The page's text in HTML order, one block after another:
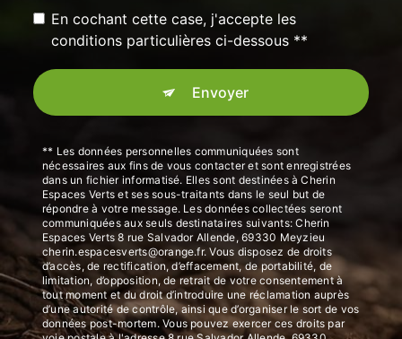
En cochant cette case, j'accepte les
conditions particulières ci-dessous **
Envoyer
** Les données personnelles communiquées sont
nécessaires aux fins de vous contacter et sont enregistrées
dans un fichier informatisé. Elles sont destinées à Cherin
Espaces Verts et ses sous-traitants dans le seul but de
répondre à votre message. Les données collectées seront
communiquées aux seuls destinataires suivants: Cherin
Espaces Verts 8 rue Salvador Allende, 69330 Meyzieu
cherin.espacesverts@orange.fr. Vous disposez de droits
d’accès, de rectification, d’effacement, de portabilité, de
limitation, d’opposition, de retrait de votre consentement à
tout moment et du droit d’introduire une réclamation auprès
d’une autorité de contrôle, ainsi que d’organiser le sort de vos
données post-mortem. Vous pouvez exercer ces droits par